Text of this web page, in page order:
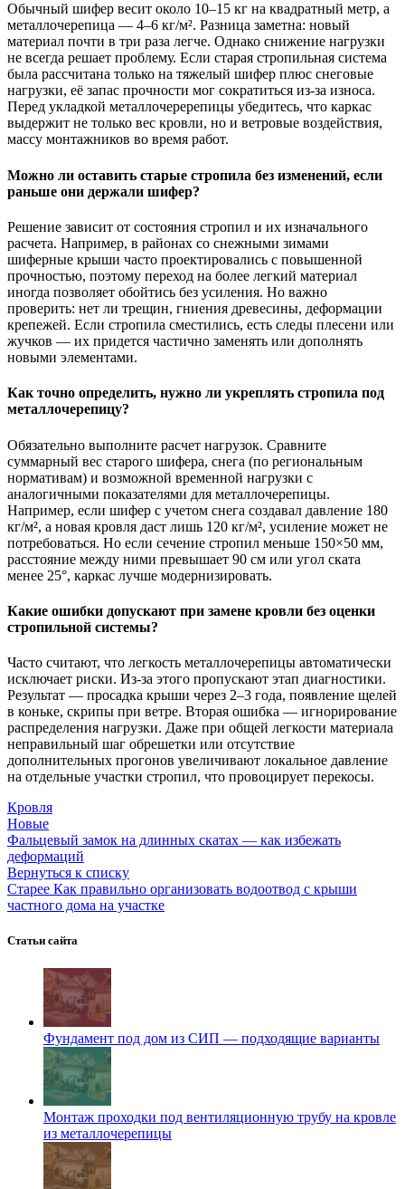
Обычный шифер весит около 10–15 кг на квадратный метр, а
металлочерепица — 4–6 кг/м². Разница заметна: новый
материал почти в три раза легче. Однако снижение нагрузки
не всегда решает проблему. Если старая стропильная система
была рассчитана только на тяжелый шифер плюс снеговые
нагрузки, её запас прочности мог сократиться из-за износа.
Перед укладкой металлочеререпицы убедитесь, что каркас
выдержит не только вес кровли, но и ветровые воздействия,
массу монтажников во время работ.
Можно ли оставить старые стропила без изменений, если
раньше они держали шифер?
Решение зависит от состояния стропил и их изначального
расчета. Например, в районах со снежными зимами
шиферные крыши часто проектировались с повышенной
прочностью, поэтому переход на более легкий материал
иногда позволяет обойтись без усиления. Но важно
проверить: нет ли трещин, гниения древесины, деформации
крепежей. Если стропила сместились, есть следы плесени или
жучков — их придется частично заменять или дополнять
новыми элементами.
Как точно определить, нужно ли укреплять стропила под
металлочерепицу?
Обязательно выполните расчет нагрузок. Сравните
суммарный вес старого шифера, снега (по региональным
нормативам) и возможной временной нагрузки с
аналогичными показателями для металлочерепицы.
Например, если шифер с учетом снега создавал давление 180
кг/м², а новая кровля даст лишь 120 кг/м², усиление может не
потребоваться. Но если сечение стропил меньше 150×50 мм,
расстояние между ними превышает 90 см или угол ската
менее 25°, каркас лучше модернизировать.
Какие ошибки допускают при замене кровли без оценки
стропильной системы?
Часто считают, что легкость металлочерепицы автоматически
исключает риски. Из-за этого пропускают этап диагностики.
Результат — просадка крыши через 2–3 года, появление щелей
в коньке, скрипы при ветре. Вторая ошибка — игнорирование
распределения нагрузки. Даже при общей легкости материала
неправильный шаг обрешетки или отсутствие
дополнительных прогонов увеличивают локальное давление
на отдельные участки стропил, что провоцирует перекосы.
Кровля
Новые
Фальцевый замок на длинных скатах — как избежать
деформаций
Вернуться к списку
Старее Как правильно организовать водоотвод с крыши
частного дома на участке
Статьи сайта
Фундамент под дом из СИП — подходящие варианты
Монтаж проходки под вентиляционную трубу на кровле
из металлочерепицы